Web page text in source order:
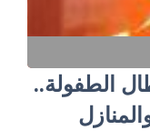
الطفولة..